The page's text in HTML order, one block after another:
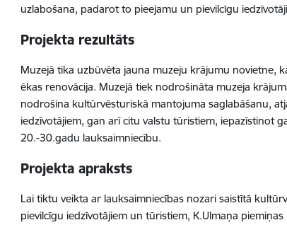
uzlabošana, padarot to pieejamu un pievilcīgu
Projekta rezultāts
Muzejā tika uzbūvēta jauna muzeju krājumu novietne,
ēkas renovācija. Muzejā tiek nodrošināta muzeja
nodrošina kultūrvēsturiskā mantojuma saglabāšanu,
iedzīvotājiem, gan arī citu valstu tūristiem, iepazīstinot
20.-30.gadu lauksaimniecību.
Projekta apraksts
Lai tiktu veikta ar lauksaimniecības nozari saistītā
pievilcīgu iedzīvotājiem un tūristiem, K.Ulmaņa